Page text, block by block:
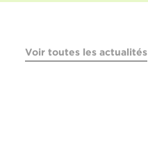
Voir toutes les actualités